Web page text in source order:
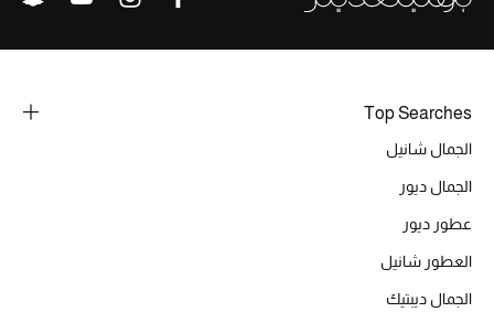
جميع الأحذية النسائية
جميع الإكسسورات النسائية
تسوقوا للنساء
Top Searches
الجمال شانيل
الجمال ديور
عطور ديور
العطور شانيل
الجمال ديبتيك